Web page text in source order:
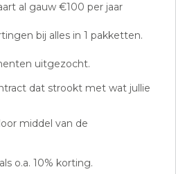
al gauw €100 per jaar
bij alles in 1 pakketten.
uitgezocht.
dat strookt met wat jullie
middel van de
o.a. 10% korting.